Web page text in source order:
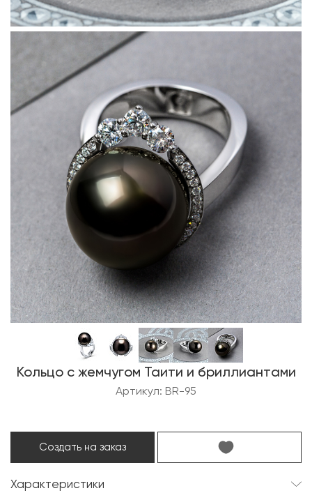
Кольцо с жемчугом Таити и бриллиантами
Артикул: BR-95
Создать на заказ
Характеристики